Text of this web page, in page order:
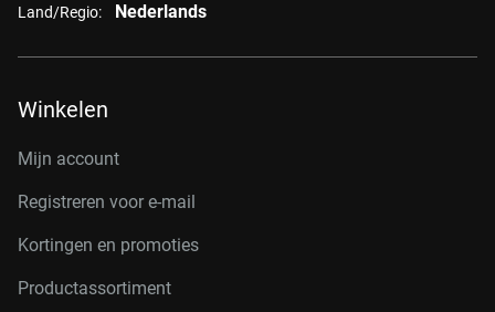
Land/Regio: Nederlands
Winkelen
Mijn account
Registreren voor e-mail
Kortingen en promoties
Productassortiment